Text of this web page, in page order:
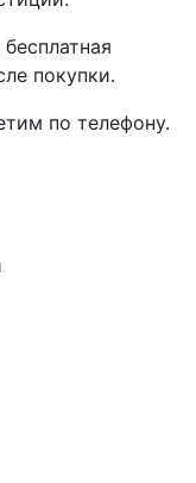
покупки.
по телефону.